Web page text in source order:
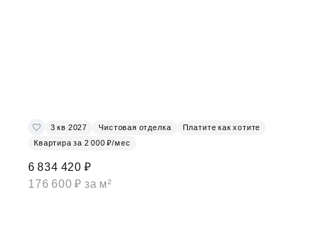
3 кв 2027 Чистовая отделка
Платите как хотите
Квартира за 2 000 ₽/мес
6 834 420 ₽
176 600 ₽ за м²